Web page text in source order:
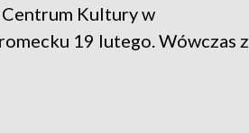
Kultury w
19 lutego. Wówczas z